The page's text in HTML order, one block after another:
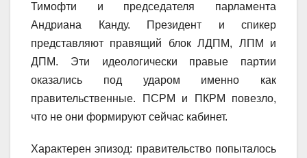
Тимофти и председателя парламента
Андриана Канду. Президент и спикер
представляют правящий блок ЛДПМ, ЛПМ и
ДПМ. Эти идеологически правые партии
оказались под ударом именно как
правительственные. ПСРМ и ПКРМ повезло,
что не они формируют сейчас кабинет.
Характерен эпизод: правительство попыталось